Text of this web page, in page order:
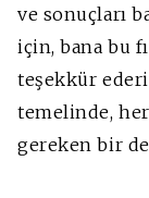
ve sonuçları
için, bana bu
teşekkür
temelinde,
gereken bir